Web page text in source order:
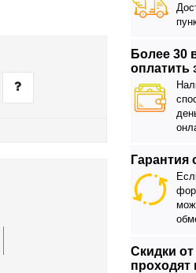
Более 30
оплатить
Гарантия
Скидки
проходят